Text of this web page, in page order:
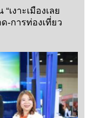
งาะเมืองเลย
-การท่องเที่ยว